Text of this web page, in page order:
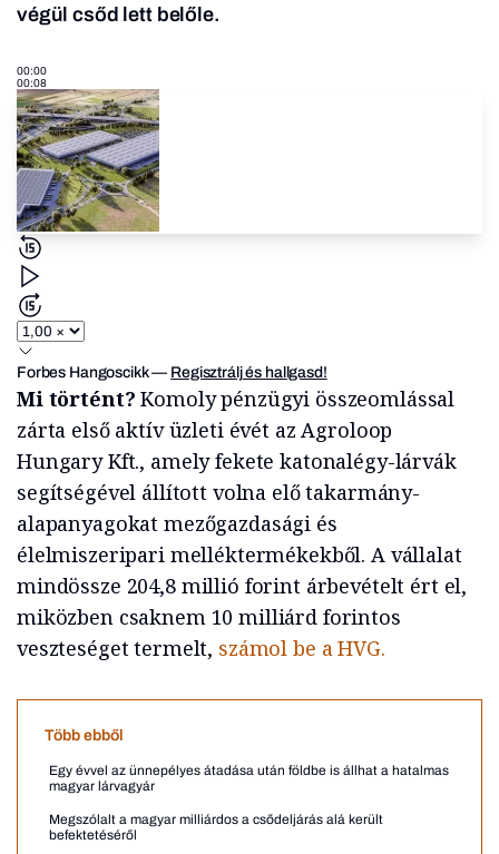
végül csőd lett belőle.
00:00
00:08
Forbes Hangoscikk— Regisztrálj és hallgasd!
Mi történt? Komoly pénzügyi összeomlással
zárta első aktív üzleti évét az Agroloop
Hungary Kft., amely fekete katonalégy-lárvák
segítségével állított volna elő takarmány-
alapanyagokat mezőgazdasági és
élelmiszeripari melléktermékekből. A vállalat
mindössze 204,8 millió forint árbevételt ért el,
miközben csaknem 10 milliárd forintos
veszteséget termelt, számol be a HVG.
Több ebből
Egy évvel az ünnepélyes átadása után földbe is állhat a hatalmas
magyar lárvagyár
Megszólalt a magyar milliárdos a csődeljárás alá került
befektetéséről